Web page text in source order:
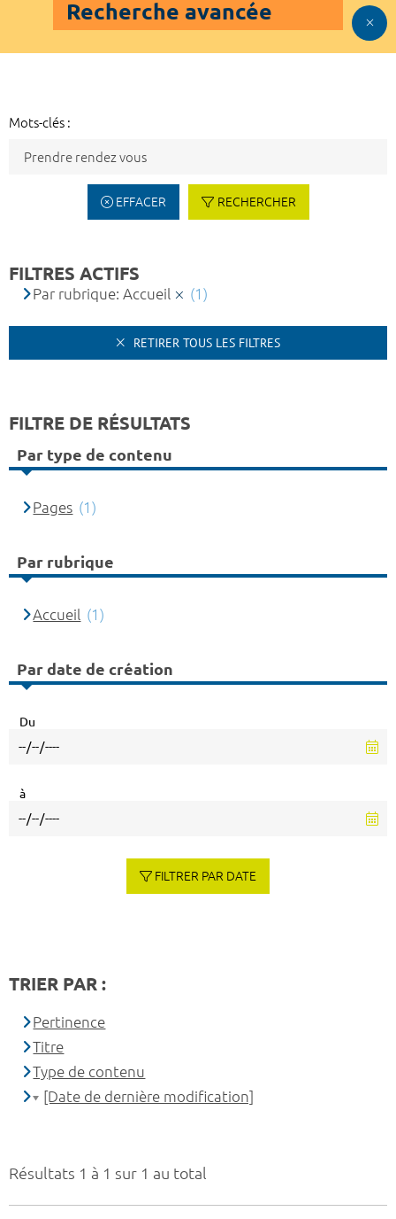
Recherche avancée
Mots-clés :
EFFACER RECHERCHER
Résultats 1 à 1 sur 1 au total
FILTRES ACTIFS
Par rubrique: Accueil (1)
RETIRER TOUS LES FILTRES
FILTRE DE RÉSULTATS
Par type de contenu
Pages (1)
Par rubrique
Accueil (1)
Par date de création
Du
à
FILTRER PAR DATE
TRIER PAR :
Pertinence
Titre
Type de contenu
[Date de dernière modification]